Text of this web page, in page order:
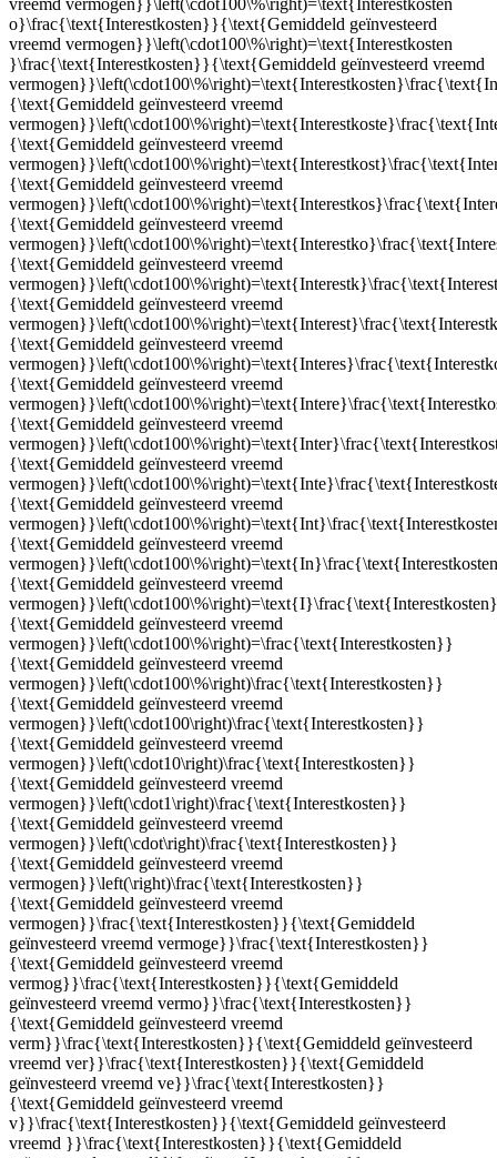
vreemd vermogen}}\left(\cdot100\%\right)=\text{Interestkosten
o}\frac{\text{Interestkosten}}{\text{Gemiddeld geïnvesteerd
vreemd vermogen}}\left(\cdot100\%\right)=\text{Interestkosten
}\frac{\text{Interestkosten}}{\text{Gemiddeld geïnvesteerd vreemd
{\text{Gemiddeld geïnvesteerd vreemd
{\text{Gemiddeld geïnvesteerd vreemd
{\text{Gemiddeld geïnvesteerd vreemd
{\text{Gemiddeld geïnvesteerd vreemd
{\text{Gemiddeld geïnvesteerd vreemd
{\text{Gemiddeld geïnvesteerd vreemd
{\text{Gemiddeld geïnvesteerd vreemd
{\text{Gemiddeld geïnvesteerd vreemd
{\text{Gemiddeld geïnvesteerd vreemd
{\text{Gemiddeld geïnvesteerd vreemd
{\text{Gemiddeld geïnvesteerd vreemd
{\text{Gemiddeld geïnvesteerd vreemd
{\text{Gemiddeld geïnvesteerd vreemd
{\text{Gemiddeld geïnvesteerd vreemd
vermogen}}\left(\cdot100\%\right)=\frac{\text{Interestkosten}}
{\text{Gemiddeld geïnvesteerd vreemd
vermogen}}\left(\cdot100\%\right)\frac{\text{Interestkosten}}
{\text{Gemiddeld geïnvesteerd vreemd
vermogen}}\left(\cdot100\right)\frac{\text{Interestkosten}}
{\text{Gemiddeld geïnvesteerd vreemd
vermogen}}\left(\cdot10\right)\frac{\text{Interestkosten}}
{\text{Gemiddeld geïnvesteerd vreemd
vermogen}}\left(\cdot1\right)\frac{\text{Interestkosten}}
{\text{Gemiddeld geïnvesteerd vreemd
vermogen}}\left(\cdot\right)\frac{\text{Interestkosten}}
{\text{Gemiddeld geïnvesteerd vreemd
vermogen}}\left(\right)\frac{\text{Interestkosten}}
{\text{Gemiddeld geïnvesteerd vreemd
vermogen}}\frac{\text{Interestkosten}}{\text{Gemiddeld
geïnvesteerd vreemd vermoge}}\frac{\text{Interestkosten}}
{\text{Gemiddeld geïnvesteerd vreemd
vermog}}\frac{\text{Interestkosten}}{\text{Gemiddeld
geïnvesteerd vreemd vermo}}\frac{\text{Interestkosten}}
{\text{Gemiddeld geïnvesteerd vreemd
verm}}\frac{\text{Interestkosten}}{\text{Gemiddeld geïnvesteerd
vreemd ver}}\frac{\text{Interestkosten}}{\text{Gemiddeld
geïnvesteerd vreemd ve}}\frac{\text{Interestkosten}}
{\text{Gemiddeld geïnvesteerd vreemd
v}}\frac{\text{Interestkosten}}{\text{Gemiddeld geïnvesteerd
vreemd }}\frac{\text{Interestkosten}}{\text{Gemiddeld